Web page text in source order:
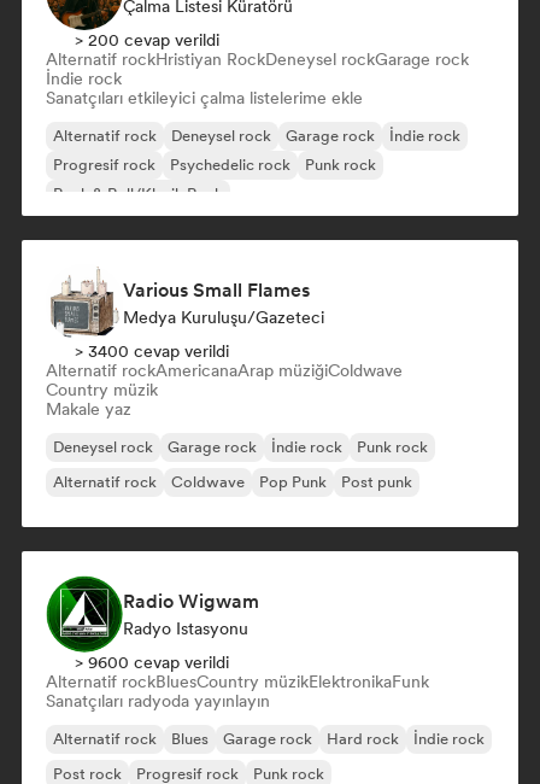
Çalma Listesi Küratörü
> 200 cevap verildi
Alternatif rockHristiyan RockDeneysel rockGarage rock
İndie rock
Sanatçıları etkileyici çalma listelerime ekle
Alternatif rock Deneysel rock Garage rock
İndie rock
Progresif rock
Psychedelic rock
Punk rock
Rock & Roll/Klasik Rock
Various Small Flames
Medya Kuruluşu/Gazeteci
> 3400 cevap verildi
Alternatif rockAmericanaArap müziğiColdwave
Country müzik
Makale yaz
Deneysel rock Garage rock İndie rock
Punk rock
Alternatif rock
Coldwave Pop Punk Post punk
Radio Wigwam
Radyo Istasyonu
> 9600 cevap verildi
Alternatif rockBluesCountry müzikElektronikaFunk
Sanatçıları radyoda yayınlayın
Alternatif rock Blues Garage rock Hard rock
İndie rock
Post rock
Progresif rock Punk rock